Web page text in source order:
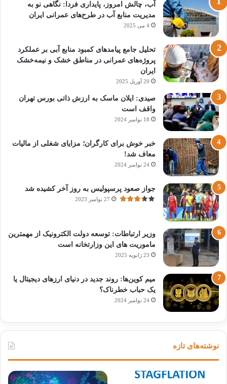
آب، چالش امروز، پایداری فردا: نگاهی نو به
مدیریت منابع آب در طرح‌های عمرانی ایران
4 می 2025
تحلیل جامع پیامدهای کمبود منابع آبی بر عملکرد
پروژه‌های عمرانی در مناطق خشک و نیمه‌خشک
ایران
20 آوریل 2025
صیدی: ایلان ماسک به ارزش ذاتی بورس تهران
واقف است
18 نوامبر 2024
خبر خوش برای کارگران؛ مزایای شغلی از مالیات
معاف شد!
24 نوامبر 2024
جواز صعود پرسپولیس به روز آخر کشیده شد
27 نوامبر 2023
وزیر ارتباطات: توسعه دولت الکترونیک از مهمترین
ماموریت های این وزارتخانه است
23 ژانویه 2025
میم کوین‌ها: روند جدید در دنیای ارزهای دیجیتال یا
یک حباب خطرناک؟
24 نوامبر 2024
نوشته‌های تازه